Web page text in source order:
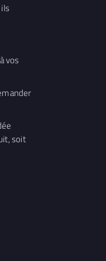
vos
soit